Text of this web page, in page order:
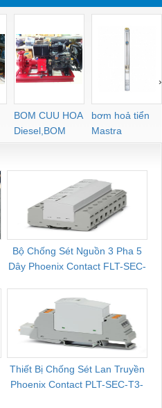
BOM CUU HOA
Diesel,BOM
CHUA CHAY
bơm hoả tiển
Mastra
›
Bộ Chống Sét Nguồn 3 Pha 5
Dây Phoenix Contact FLT-SEC-
Thiết Bị Chống Sét Lan Truyền
Phoenix Contact PLT-SEC-T3-